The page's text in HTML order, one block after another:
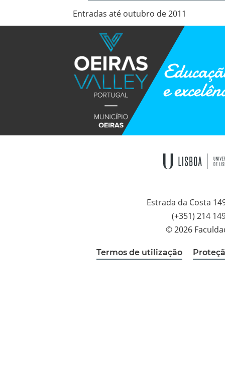
Entradas até outubro de 2011
e
Estrada da Costa
(+351) 214
© 2026
Termos de utilização